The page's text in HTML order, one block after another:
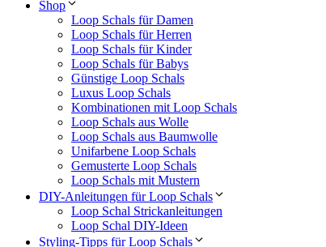
Shop
Loop Schals für Damen
Loop Schals für Herren
Loop Schals für Kinder
Loop Schals für Babys
Günstige Loop Schals
Luxus Loop Schals
Kombinationen mit Loop Schals
Loop Schals aus Wolle
Loop Schals aus Baumwolle
Unifarbene Loop Schals
Gemusterte Loop Schals
Loop Schals mit Mustern
DIY-Anleitungen für Loop Schals
Loop Schal Strickanleitungen
Loop Schal DIY-Ideen
Styling-Tipps für Loop Schals